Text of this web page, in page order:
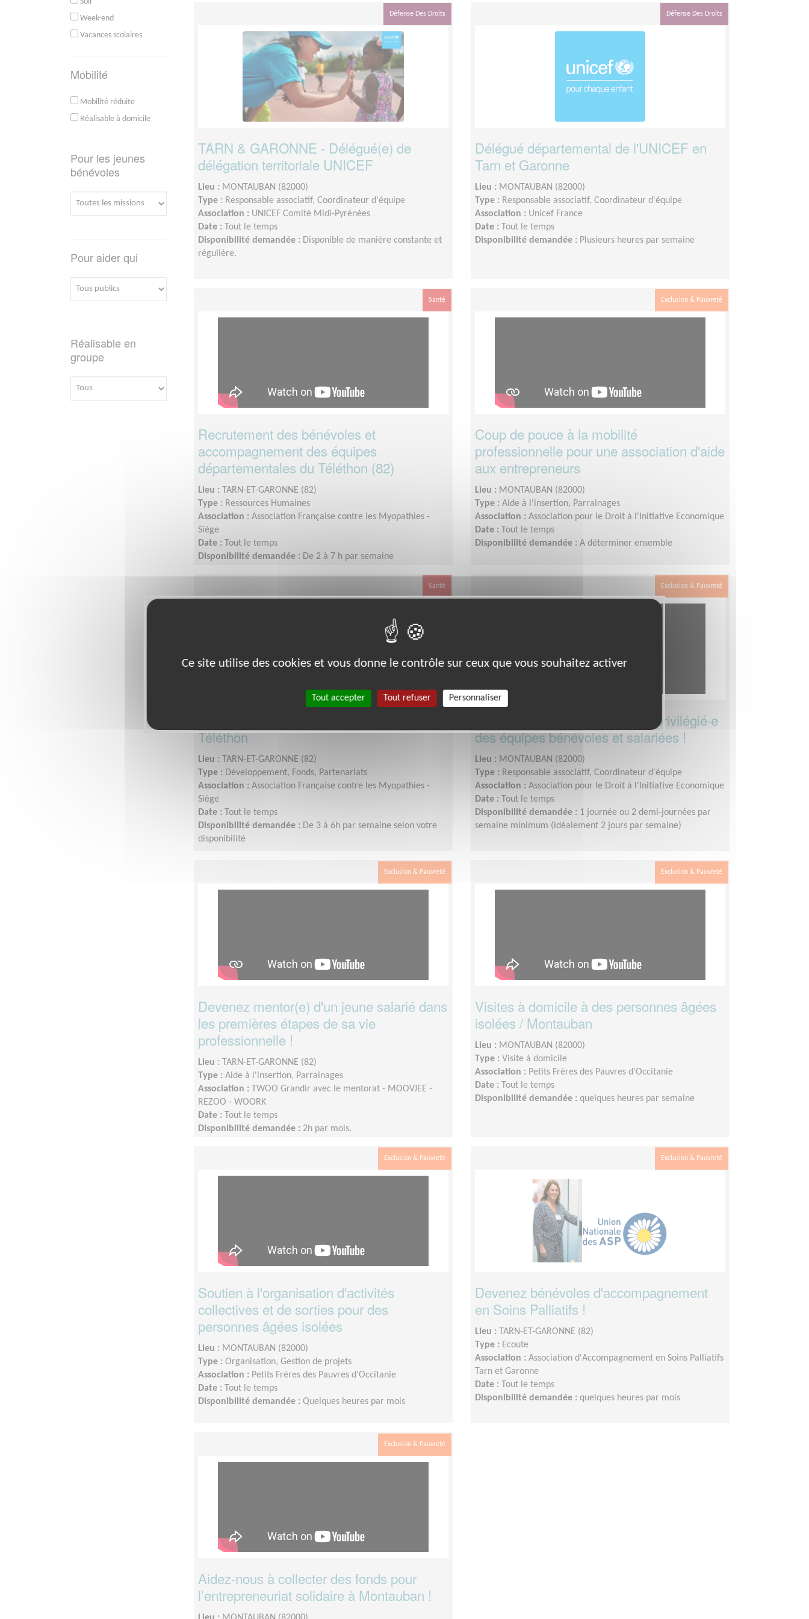
Week-end
Vacances scolaires
Mobilité
Mobilité réduite
Réalisable à domicile
Pour les jeunes
bénévoles
Pour aider qui
Réalisable en
groupe
Défense Des Droits
TARN & GARONNE - Délégué(e) de
délégation territoriale UNICEF
Lieu : MONTAUBAN (82000)
Type : Responsable associatif, Coordinateur d'équipe
Association : UNICEF Comité Midi-Pyrénées
Date :
Tout le temps
Disponibilité demandée : Disponible de manière constante et
régulière.
Défense Des Droits
Délégué départemental de l'UNICEF en
Tarn et Garonne
Lieu : MONTAUBAN (82000)
Type : Responsable associatif, Coordinateur d'équipe
Association : Unicef France
Date :
Tout le temps
Disponibilité demandée : Plusieurs heures par semaine
Santé
Recrutement des bénévoles et
accompagnement des équipes
départementales du Téléthon (82)
Lieu :
TARN-ET-GARONNE (82)
Type : Ressources Humaines
Association : Association Française contre les Myopathies -
Siège
Date :
Tout le temps
Disponibilité demandée : De 2 à 7 h par semaine
Exclusion & Pauvreté
Coup de pouce à la mobilité
professionnelle pour une association d'aide
aux entrepreneurs
Lieu : MONTAUBAN (82000)
Type : Aide à l'insertion, Parrainages
Association : Association pour le Droit à l'Initiative Economique
Date :
Tout le temps
Disponibilité demandée : A déterminer ensemble
Santé
Téléthon
Lieu :
TARN-ET-GARONNE (82)
Type : Développement, Fonds, Partenariats
Association : Association Française contre les Myopathies -
Siège
Date :
Tout le temps
Disponibilité demandée : De 3 à 6h par semaine selon votre
disponibilité
Exclusion & Pauvreté
Devenez la/le correspondant·e privilégié·e
des équipes bénévoles et salariées !
Lieu : MONTAUBAN (82000)
Type : Responsable associatif, Coordinateur d'équipe
Association : Association pour le Droit à l'Initiative Economique
Date :
Tout le temps
Disponibilité demandée : 1 journée ou 2 demi-journées par
semaine minimum (idéalement 2 jours par semaine)
Exclusion & Pauvreté
Devenez mentor(e) d'un jeune salarié dans
les premières étapes de sa vie
professionnelle !
Lieu :
TARN-ET-GARONNE (82)
Type : Aide à l'insertion, Parrainages
Association :
TWOO Grandir avec le mentorat - MOOVJEE -
REZOO - WOORK
Date :
Tout le temps
Disponibilité demandée : 2h par mois.
Exclusion & Pauvreté
Visites à domicile à des personnes âgées
isolées / Montauban
Lieu : MONTAUBAN (82000)
Type : Visite à domicile
Association : Petits Frères des Pauvres d'Occitanie
Date :
Tout le temps
Disponibilité demandée : quelques heures par semaine
Exclusion & Pauvreté
Soutien à l'organisation d'activités
collectives et de sorties pour des
personnes âgées isolées
Lieu : MONTAUBAN (82000)
Type : Organisation, Gestion de projets
Association : Petits Frères des Pauvres d'Occitanie
Date :
Tout le temps
Disponibilité demandée : Quelques heures par mois
Exclusion & Pauvreté
Devenez bénévoles d'accompagnement
en Soins Palliatifs !
Lieu :
TARN-ET-GARONNE (82)
Type : Ecoute
Association : Association d'Accompagnement en Soins Palliatifs
Tarn et Garonne
Date :
Tout le temps
Disponibilité demandée : quelques heures par mois
Exclusion & Pauvreté
Aidez-nous à collecter des fonds pour
l’entrepreneuriat solidaire à Montauban !
Ce site utilise des cookies et vous donne le contrôle sur ceux que vous souhaitez activer
Tout accepter Tout refuser Personnaliser